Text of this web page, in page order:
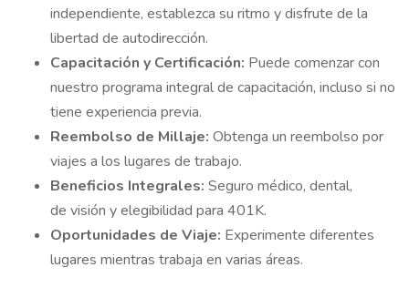
independiente, establezca su ritmo y disfrute de la
libertad de autodirección.
Capacitación y Certificación: Puede comenzar con
nuestro programa integral de capacitación, incluso si no
tiene experiencia previa.
Reembolso de Millaje: Obtenga un reembolso por
viajes a los lugares de trabajo.
Beneficios Integrales: Seguro médico, dental,
de visión y elegibilidad para 401K.
Oportunidades de Viaje: Experimente diferentes
lugares mientras trabaja en varias áreas.